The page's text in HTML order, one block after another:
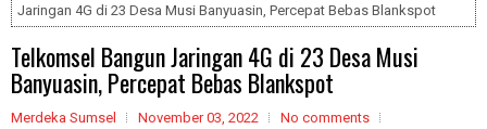
Jaringan 4G di 23 Desa Musi Banyuasin, Percepat Bebas Blankspot
Telkomsel Bangun Jaringan 4G di 23 Desa Musi
Banyuasin, Percepat Bebas Blankspot
Merdeka Sumsel November 03, 2022 No comments